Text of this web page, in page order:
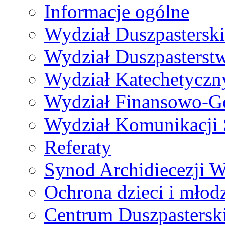
Informacje ogólne
Wydział Duszpasterski
Wydział
Wydział
Wydział Finansowo-
Wydział Komunikacji
Referaty
Synod Archidiecezji
Ochrona dzieci i
Centrum